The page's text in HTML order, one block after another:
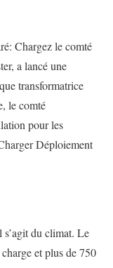
Chargez le comté
a lancé une
transformatrice
le comté
pour les
Déploiement
s’agit du climat. Le
et plus de 750